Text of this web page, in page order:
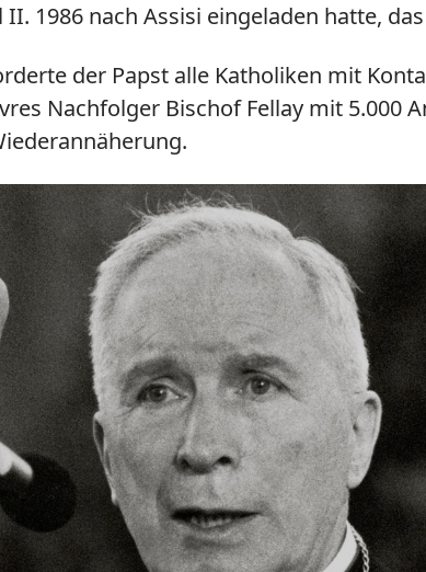
1986 nach Assisi eingeladen hatte,
der Papst alle Katholiken mit
Nachfolger Bischof Fellay mit 5.000